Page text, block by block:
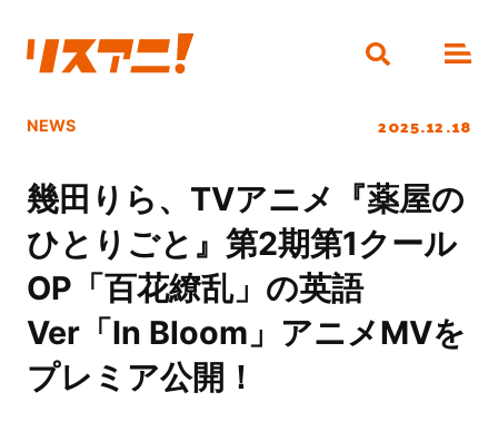
NEWS 2025.12.18
幾田りら、TVアニメ『薬屋の
ひとりごと』第2期第1クール
OP「百花繚乱」の英語
Ver「In Bloom」アニメMVを
プレミア公開！